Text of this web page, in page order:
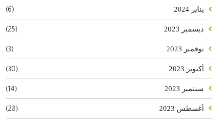
يناير 2024 (6)
ديسمبر 2023 (25)
نوفمبر 2023 (3)
أكتوبر 2023 (30)
سبتمبر 2023 (14)
أغسطس 2023 (28)